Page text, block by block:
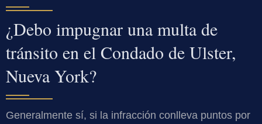
¿Debo impugnar una multa de
tránsito en el Condado de Ulster,
Nueva York?
Generalmente sí, si la infracción conlleva puntos por